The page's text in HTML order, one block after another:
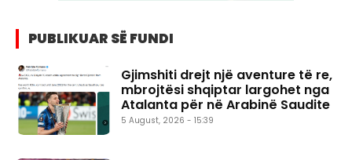
PUBLIKUAR SË FUNDI
Gjimshiti drejt një aventure të re,
mbrojtësi shqiptar largohet nga
Atalanta për në Arabinë Saudite
5 August, 2026 - 15:39